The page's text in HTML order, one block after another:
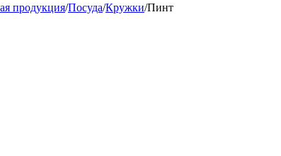
продукция/Посуда/Кружки/Пинт